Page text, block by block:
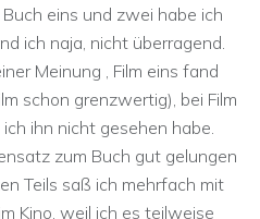
eins und zwei habe ich
ich naja, nicht überragend.
Meinung , Film eins fand
schon grenzwertig), bei Film
ihn nicht gesehen habe.
zum Buch gut gelungen
Teils saß ich mehrfach mit
Kino, weil ich es teilweise